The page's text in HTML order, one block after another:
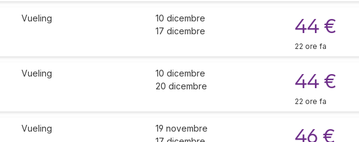
Vueling
10 dicembre
17 dicembre
44 €
22 ore fa
Vueling
10 dicembre
20 dicembre
44 €
22 ore fa
Vueling
19 novembre
46 €